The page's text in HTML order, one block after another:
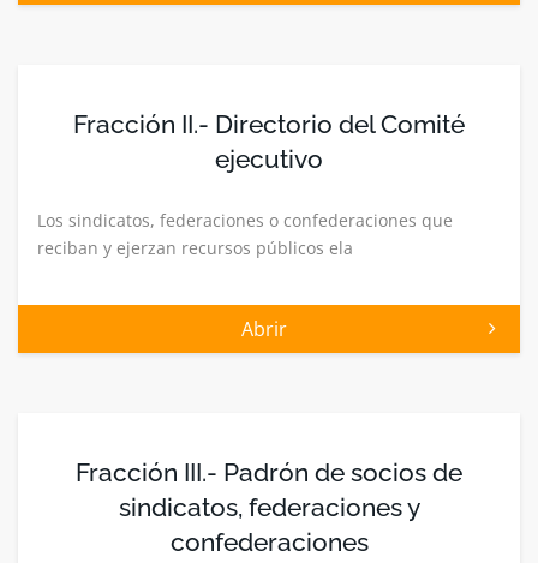
Fracción II.- Directorio del Comité
ejecutivo
Los sindicatos, federaciones o confederaciones que
reciban y ejerzan recursos públicos ela
Abrir
Fracción III.- Padrón de socios de
sindicatos, federaciones y
confederaciones